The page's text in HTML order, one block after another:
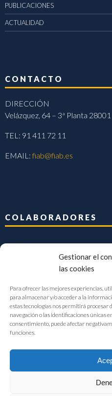
Gestionar el
las cookies
Para ofrecer las mejores experiencias,
para almacenar y/o acceder a la
estas tecnologías nos permitirá procesar
navegación o las identificaciones únicas
consentimiento, puede afectar
funciones.
PUBLICACIONES
ACTUALIDAD
CONTACTO
DIRECCIÓN
Velázquez, 64 – 3ª Planta
TEL: 91 411 72 11
EMAIL:fiab@fiab.es
COLABORADORES